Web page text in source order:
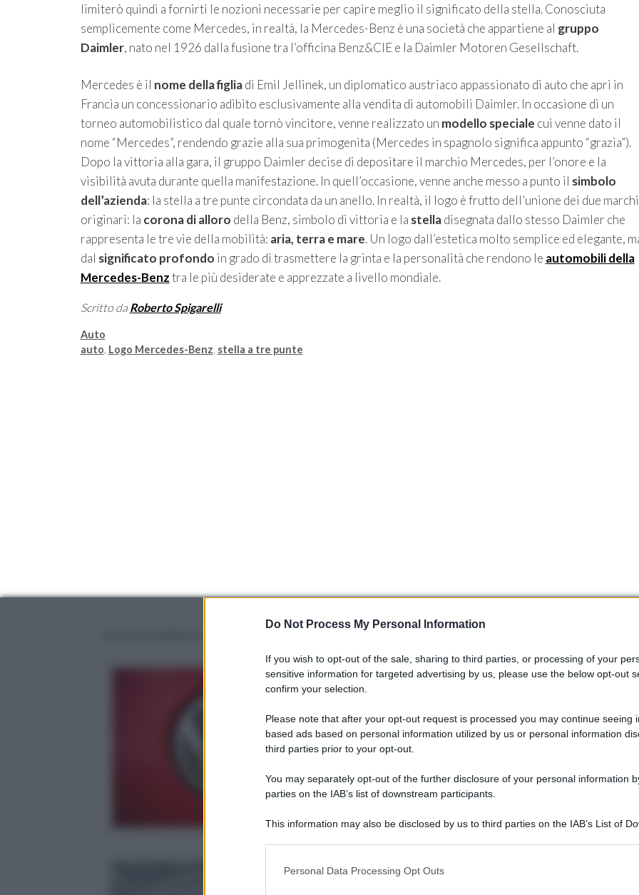
Do Not Process My Personal Information
If you wish to opt-out of the sale, sharing to third parties, or processing of your
sensitive information for targeted advertising by us, please use the below opt-out
confirm your selection.
Please note that after your opt-out request is processed you may continue seeing
based ads based on personal information utilized by us or personal information
third parties prior to your opt-out.
You may separately opt-out of the further disclosure of your personal information
parties on the IAB’s list of downstream participants.
This information may also be disclosed by us to third parties on the IAB’s List of
information including but not limited to your visit or usage behaviour. You may
Personal Data Processing Opt Outs
limiterò quindi a fornirti le nozioni necessarie per capire meglio il significato della stella. Conosciuta
semplicemente come Mercedes, in realtà, la Mercedes-Benz è una società che appartiene al gruppo
Daimler, nato nel 1926 dalla fusione tra l’officina Benz&CIE e la Daimler Motoren Gesellschaft.
Mercedes è il nome della figliadi Emil Jellinek, un diplomatico austriaco appassionato di auto che aprì in
Francia un concessionario adibito esclusivamente alla vendita di automobili Daimler. In occasione di un
torneo automobilistico dal quale tornò vincitore, venne realizzato un modello speciale cui venne dato il
nome “Mercedes”, rendendo grazie alla sua primogenita (Mercedes in spagnolo significa appunto “grazia”).
Dopo la vittoria alla gara, il gruppo Daimler decise di depositare il marchio Mercedes, per l’onore e la
visibilità avuta durante quella manifestazione. In quell’occasione, venne anche messo a punto il simbolo
dell’azienda: la stella a tre punte circondata da un anello. In realtà, il logo è frutto dell’unione dei due marchi
originari: la corona di alloro della Benz, simbolo di vittoria e la stelladisegnata dallo stesso Daimler che
rappresenta le tre vie della mobilità: aria, terra e mare. Un logo dall’estetica molto semplice ed elegante,
dal significato profondo in grado di trasmettere la grinta e la personalità che rendono le automobili della
Mercedes-Benztra le più desiderate e apprezzate a livello mondiale.
Scritto da Roberto Spigarelli
Categorie
Auto
Tag
auto Logo Mercedes-Benz stella a tre punte
Volkswagen Polo: una delle citycar
Perché la Volkswagen Polo potrebbe essere la
scelta giusta per la vostra prossima citycar.
In Italia cresce il mercato